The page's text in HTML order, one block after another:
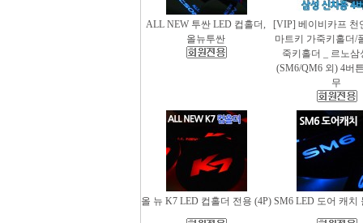
ALL NEW 투싼 LED 컵홀더,
올뉴투싼
[VIP] 베이비카프 천
마트키 가죽키홀더/
죽키홀더 _ 르노삼
(SM6/QM6 외) 4버
무
올 뉴 K7 LED 컵홀더 전용 (4P) SM6 LED 도어 캐치